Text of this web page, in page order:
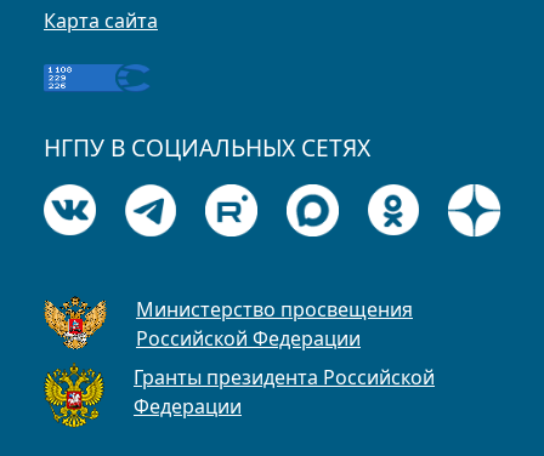
Карта сайта
НГПУ В СОЦИАЛЬНЫХ СЕТЯХ
Министерство просвещения
Российской Федерации
Гранты президента Российской
Федерации